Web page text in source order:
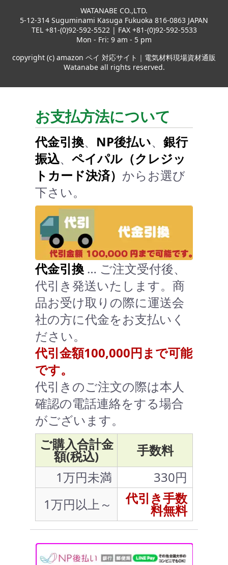
WATANABE CO.,LTD.
5-12-314 Suguminami Kasuga Fukuoka 816-0863 JAPAN
TEL +81-(0)92-592-5522 | FAX +81-(0)92-592-5533
Mon - Fri: 9 am - 5 pm
copyright (c) amazon ペイ 対応サイト｜電気材料現場資材通販
Watanabe all rights reserved.
お支払方法について
代金引換、 NP後払い、 銀行
振込、 ペイパル（クレジッ
トカード決済） からお選び
下さい。
代金引換 … ご注文受付後、
代引き発送いたします。商
品お受け取りの際に運送会
社の方に代金をお支払いく
ださい。
代引金額100,000円まで可能
です。
代引きのご注文の際は本人
確認の電話連絡をする場合
がございます。
ご購入合計金
額(税込)
手数料
1万円未満
330円
1万円以上～
代引き手数
料無料